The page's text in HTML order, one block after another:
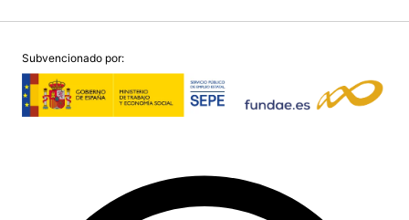
Subvencionado por: